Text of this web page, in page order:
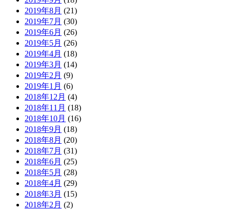
2019年8月 (21)
2019年7月 (30)
2019年6月 (26)
2019年5月 (26)
2019年4月 (18)
2019年3月 (14)
2019年2月 (9)
2019年1月 (6)
2018年12月 (4)
2018年11月 (18)
2018年10月 (16)
2018年9月 (18)
2018年8月 (20)
2018年7月 (31)
2018年6月 (25)
2018年5月 (28)
2018年4月 (29)
2018年3月 (15)
2018年2月 (2)